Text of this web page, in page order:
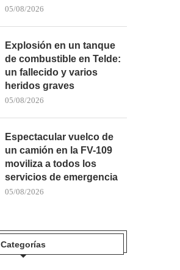
05/08/2026
Explosión en un tanque
de combustible en Telde:
un fallecido y varios
heridos graves
05/08/2026
Espectacular vuelco de
un camión en la FV-109
moviliza a todos los
servicios de emergencia
05/08/2026
Categorías